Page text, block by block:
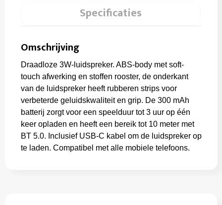
Specificaties
Omschrijving
Draadloze 3W-luidspreker. ABS-body met soft-
touch afwerking en stoffen rooster, de onderkant
van de luidspreker heeft rubberen strips voor
verbeterde geluidskwaliteit en grip. De 300 mAh
batterij zorgt voor een speelduur tot 3 uur op één
keer opladen en heeft een bereik tot 10 meter met
BT 5.0. Inclusief USB-C kabel om de luidspreker op
te laden. Compatibel met alle mobiele telefoons.